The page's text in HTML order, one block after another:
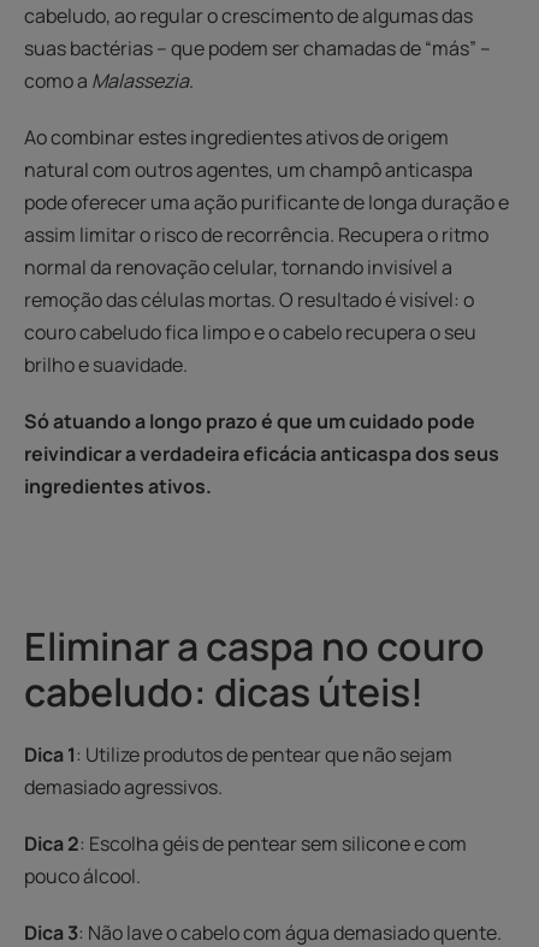
cabeludo, ao regular o crescimento de algumas das
suas bactérias – que podem ser chamadas de “más” –
como a Malassezia.
Ao combinar estes ingredientes ativos de origem
natural com outros agentes, um champô anticaspa
pode oferecer uma ação purificante de longa duração e
assim limitar o risco de recorrência. Recupera o ritmo
normal da renovação celular, tornando invisível a
remoção das células mortas. O resultado é visível: o
couro cabeludo fica limpo e o cabelo recupera o seu
brilho e suavidade.
Só atuando a longo prazo é que um cuidado pode
reivindicar a verdadeira eficácia anticaspa dos seus
ingredientes ativos.
Eliminar a caspa no couro
cabeludo: dicas úteis!
Dica 1: Utilize produtos de pentear que não sejam
demasiado agressivos.
Dica 2: Escolha géis de pentear sem silicone e com
pouco álcool.
Dica 3: Não lave o cabelo com água demasiado quente.